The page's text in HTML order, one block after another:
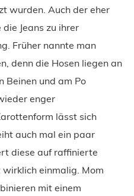
wurden. Auch der eher
Jeans zu ihrer
Früher nannte man
denn die Hosen liegen an
Beinen und am Po
enger
lässt sich
auch mal ein paar
diese auf raffinierte
einmalig. Mom
mit einem